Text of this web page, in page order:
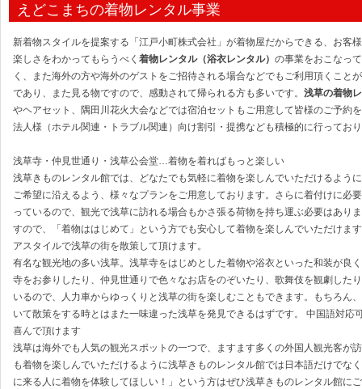
えどこまちの着物レンタル事業
新着物スタイルを提案する「江戸小町株式会社」が着物屋だからできる、お客
楽しさをわかってもらうべく 着物レンタル（浴衣レンタル） の事業をおこなっ
く、また海外の方や海外のゲストをご招待される場合などでもご利用頂くこと
であり、また見る物ですので、感動されて帰られる方も多いです。 浅草の着物
やヘアセット、隅田川花火大会などでは宿泊セットもご用意して皆様のご予約
法人様（ホテル関連・トラブル関連）向け割引・提携なども積極的に行ってお
浅草寺・仲見世通り・浅草公会堂…着物を着ればもっと楽しい
浅草きものレンタル館では、どなたでも気軽に着物を楽しんでいただけるよう
ご希望に沿えるよう、様々なプランをご用意しております。さらに着付けに必
っているので、観光で浅草に訪れる場合もかさ張る荷物を持ち運ぶ必要はあり
すので、「着物ははじめて」という方でも安心して着物を楽しんでいただけま
アスタイルで浅草の街を散策して頂けます。
有名な観光地の多い浅草。浅草寺をはじめとした着物や浴衣といった和装が良
寺をお参りしたり、仲見世通りで色々なお店をのぞいたり、歌舞伎を観劇した
いるので、人力車からゆっくりと浅草の街を楽しむこともできます。もちろん
いて散策をする時とはまた一味違った浅草を発見できるはずです。 中国語対
喜んで頂けます
浅草は海外でも人気の観光スポットの一つで、ますます多くの外国人観光客が
も着物を楽しんでいただけるように浅草きものレンタル館では日本語だけでな
に来る人に着物を体験してほしい！」という方はぜひ浅草きものレンタル館に